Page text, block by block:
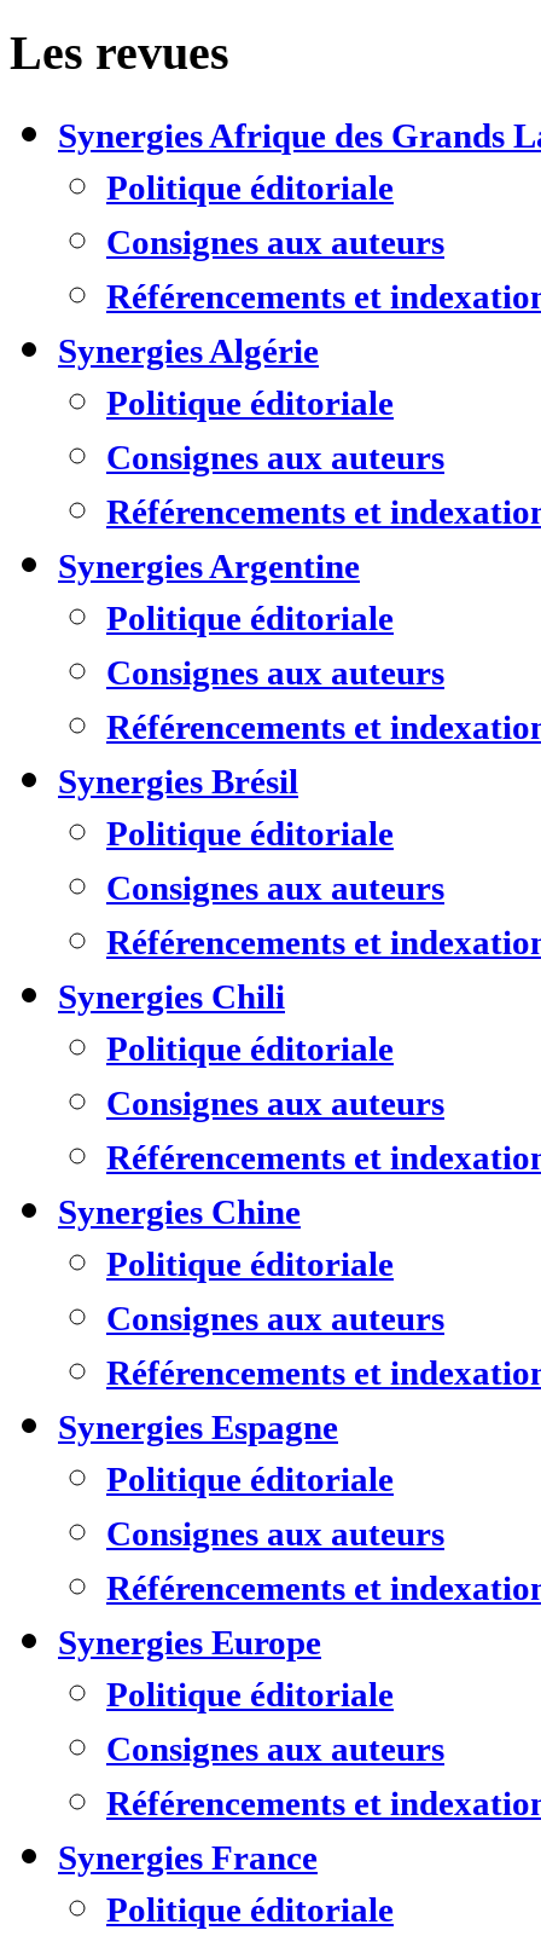
Les revues
Synergies Afrique des Grands
Politique éditoriale
Consignes aux auteurs
Référencements et
Synergies Algérie
Politique éditoriale
Consignes aux auteurs
Référencements et
Synergies Argentine
Politique éditoriale
Consignes aux auteurs
Référencements et
Synergies Brésil
Politique éditoriale
Consignes aux auteurs
Référencements et
Synergies Chili
Politique éditoriale
Consignes aux auteurs
Référencements et
Synergies Chine
Politique éditoriale
Consignes aux auteurs
Référencements et
Synergies Espagne
Politique éditoriale
Consignes aux auteurs
Référencements et
Synergies Europe
Politique éditoriale
Consignes aux auteurs
Référencements et
Synergies France
Politique éditoriale